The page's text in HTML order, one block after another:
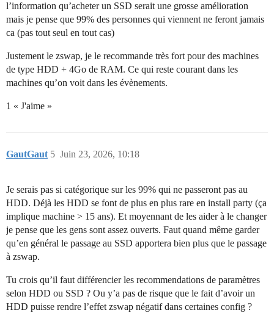
l’information qu’acheter un SSD serait une grosse amélioration
mais je pense que 99% des personnes qui viennent ne feront jamais
ca (pas tout seul en tout cas)
Justement le zswap, je le recommande très fort pour des machines
de type HDD + 4Go de RAM. Ce qui reste courant dans les
machines qu’on voit dans les évènements.
1 « J'aime »
GautGaut Juin 23, 2026, 10:18
5
Je serais pas si catégorique sur les 99% qui ne passeront pas au
HDD. Déjà les HDD se font de plus en plus rare en install party (ça
implique machine > 15 ans). Et moyennant de les aider à le changer
je pense que les gens sont assez ouverts. Faut quand même garder
qu’en général le passage au SSD apportera bien plus que le passage
à zswap.
Tu crois qu’il faut différencier les recommendations de paramètres
selon HDD ou SSD ? Ou y’a pas de risque que le fait d’avoir un
HDD puisse rendre l’effet zswap négatif dans certaines config ?